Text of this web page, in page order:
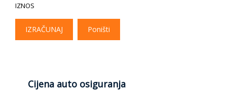
IZNOS
IZRAČUNAJ Poništi
Cijena auto osiguranja